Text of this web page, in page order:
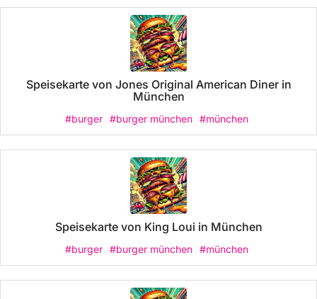
Speisekarte von Jones Original American Diner in
München
#burger #burger münchen #münchen
Speisekarte von King Loui in München
#burger #burger münchen #münchen